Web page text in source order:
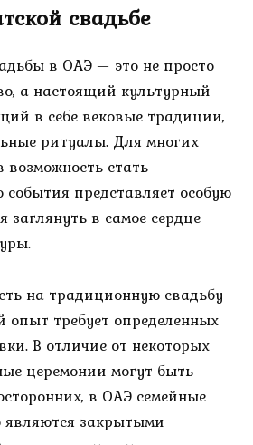
свадьбе
в ОАЭ — это не просто
а настоящий культурный
в себе вековые традиции,
ритуалы. Для многих
возможность стать
события представляет особую
заглянуть в самое сердце
на традиционную свадьбу
требует определенных
В отличие от некоторых
церемонии могут быть
в ОАЭ семейные
являются закрытыми